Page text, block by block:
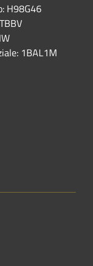
H98G46
1BAL1M